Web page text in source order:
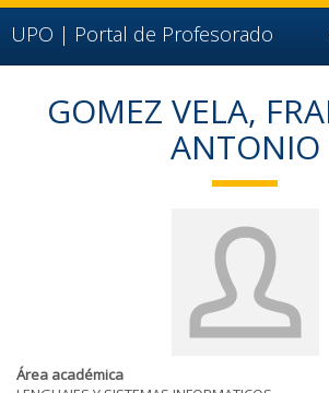
Ir al contenido principal de la página (alt + s)
Ir a la cabecera de la página (alt + c)
Ir al pie de la página (alt + p)
Ir al menú principal (alt + u)
UPO | Portal de Profesorado
GOMEZ VELA,
ANTONIO
Área académica